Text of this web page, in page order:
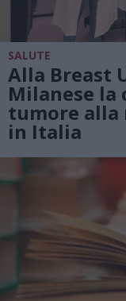
SALUTE
Alla Breast
Milanese la
tumore alla
in Italia